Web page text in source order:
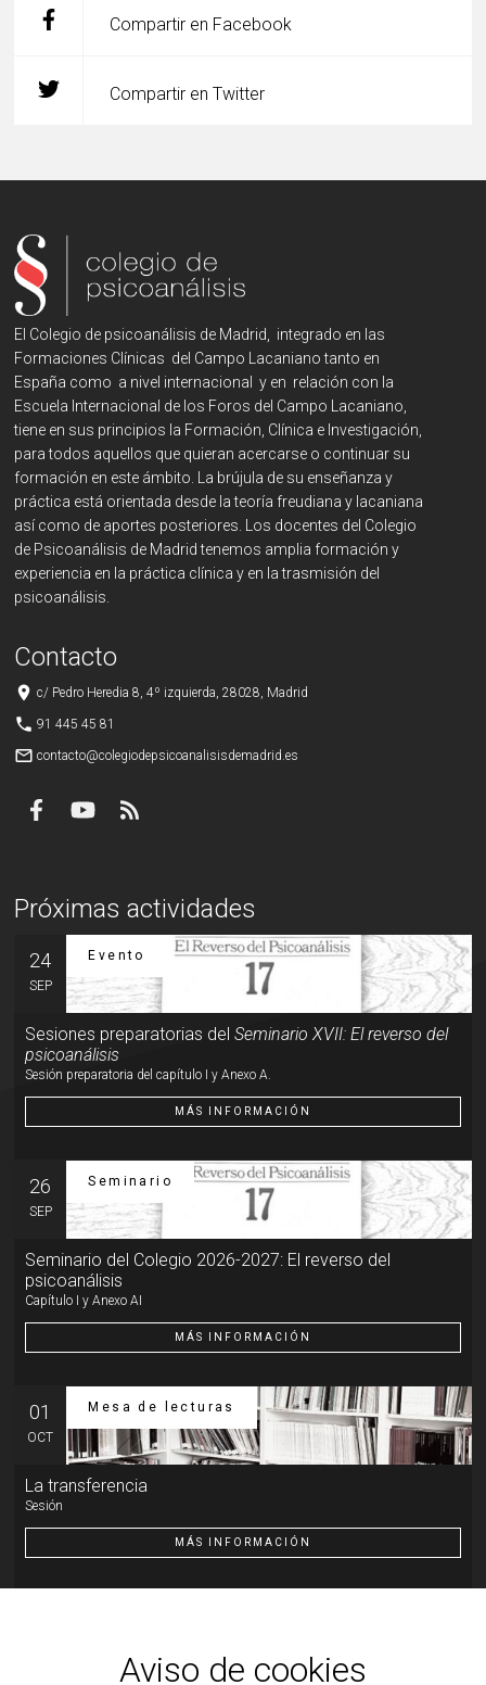
Aviso de cookies
Compartir en Facebook
Compartir en Twitter
El Colegio de psicoanálisis de Madrid, integrado en las
Formaciones Clínicas del Campo Lacaniano tanto en
España como a nivel internacional y en relación con la
Escuela Internacional de los Foros del Campo Lacaniano,
tiene en sus principios la Formación, Clínica e Investigación,
para todos aquellos que quieran acercarse o continuar su
formación en este ámbito. La brújula de su enseñanza y
práctica está orientada desde la teoría freudiana y lacaniana
así como de aportes posteriores. Los docentes del Colegio
de Psicoanálisis de Madrid tenemos amplia formación y
experiencia en la práctica clínica y en la trasmisión del
psicoanálisis.
Contacto
place c/ Pedro Heredia 8, 4º izquierda, 28028, Madrid
phone 91 445 45 81
mail_outline contacto@colegiodepsicoanalisisdemadrid.es
Próximas actividades
24
SEP
Evento
Sesiones preparatorias delSeminario XVII: El reverso del
psicoanálisis
Sesión preparatoria del capítulo I y Anexo A.
MÁS INFORMACIÓN
26
SEP
Seminario
Seminario del Colegio 2026-2027: El reverso del
psicoanálisis
Capítulo I y Anexo AI
MÁS INFORMACIÓN
01
OCT
Mesa de lecturas
La transferencia
Sesión
MÁS INFORMACIÓN